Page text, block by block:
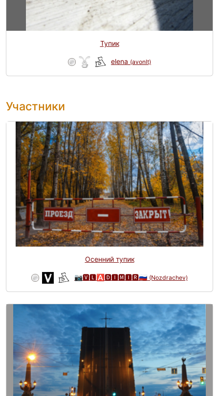
Тупик
elena (avonlt)
Участники
Осенний тупик
📷🆅🅻🅰🅳🅸🅼🅸🆁🇷🇺 (Nozdrachev)